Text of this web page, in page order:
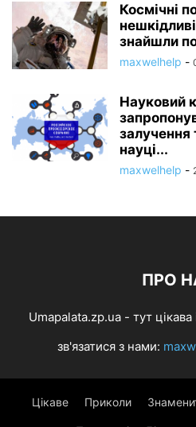
Космічні
знайшли
maxwelhelp -
Науковий
залучення
науці...
maxwelhelp -
ПРО
Umapalata.zp.ua - тут
зв'язатися з нами:
Цікаве Приколи